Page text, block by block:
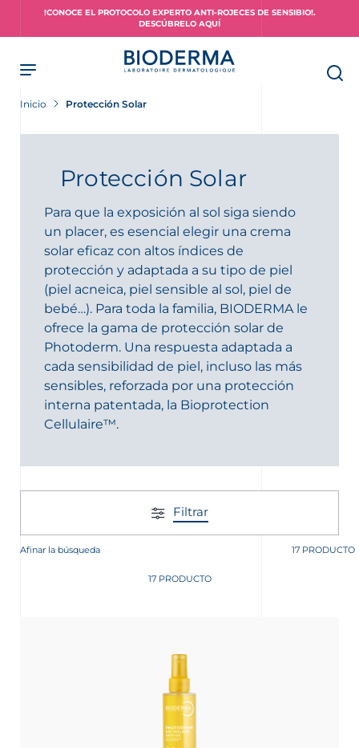
!CONOCE EL PROTOCOLO EXPERTO ANTI-ROJECES DE SENSIBIO!.
DESCÚBRELO AQUÍ
Inicio Protección Solar
Protección Solar
Para que la exposición al sol siga siendo
un placer, es esencial elegir una crema
solar eficaz con altos índices de
protección y adaptada a su tipo de piel
(piel acneica, piel sensible al sol, piel de
bebé…). Para toda la familia, BIODERMA le
ofrece la gama de protección solar de
Photoderm. Una respuesta adaptada a
cada sensibilidad de piel, incluso las más
sensibles, reforzada por una protección
interna patentada, la Bioprotection
Cellulaire™.
Filtrar
Afinar la búsqueda 17 PRODUCTO
17 PRODUCTO